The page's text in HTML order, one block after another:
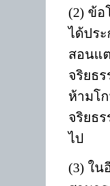
(2) ข้อ
ได้ปร
สอนแ
จริยธ
ห้ามโ
จริยธ
ไป
(3) ใน